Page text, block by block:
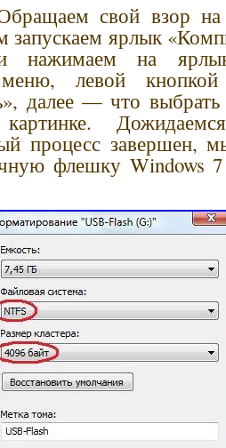
свой взор на
запускаем ярлык
нажимаем на
меню, левой
далее — что
процесс завершен,
флешку Windows